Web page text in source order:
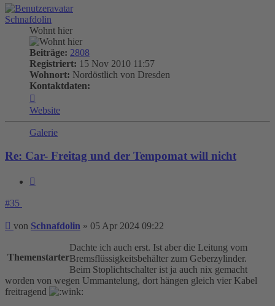
Schnafdolin
Wohnt hier
Beiträge: 2808
Registriert: 15 Nov 2010 11:57
Wohnort: Nordöstlich von Dresden
Kontaktdaten:
von
Schnafdolin
Website
Galerie
Re: Car- Freitag und der Tempomat will nicht
#35
Beitrag
von Schnafdolin » 05 Apr 2024 09:22
Themenstarter
Dachte ich auch erst. Ist aber die Leitung vom
Bremsflüssigkeitsbehälter zum Geberzylinder.
Beim Stoplichtschalter ist ja auch nix gemacht
worden von wegen Ummantelung, dort hängen gleich vier Kabel
freitragend